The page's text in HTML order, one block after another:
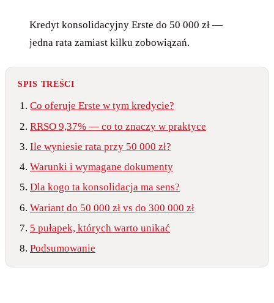
Kredyt konsolidacyjny Erste do 50 000 zł —
jedna rata zamiast kilku zobowiązań.
SPIS TREŚCI
Co oferuje Erste w tym kredycie?
RRSO 9,37% — co to znaczy w praktyce
Ile wyniesie rata przy 50 000 zł?
Warunki i wymagane dokumenty
Dla kogo ta konsolidacja ma sens?
Wariant do 50 000 zł vs do 300 000 zł
5 pułapek, których warto unikać
Podsumowanie